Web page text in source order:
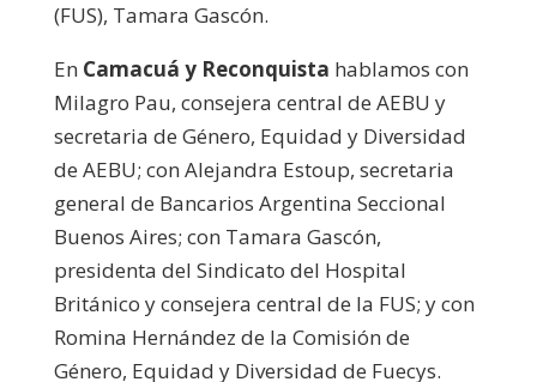
(FUS), Tamara Gascón.
En Camacuá y Reconquista hablamos con
Milagro Pau, consejera central de AEBU y
secretaria de Género, Equidad y Diversidad
de AEBU; con Alejandra Estoup, secretaria
general de Bancarios Argentina Seccional
Buenos Aires; con Tamara Gascón,
presidenta del Sindicato del Hospital
Británico y consejera central de la FUS; y con
Romina Hernández de la Comisión de
Género, Equidad y Diversidad de Fuecys.